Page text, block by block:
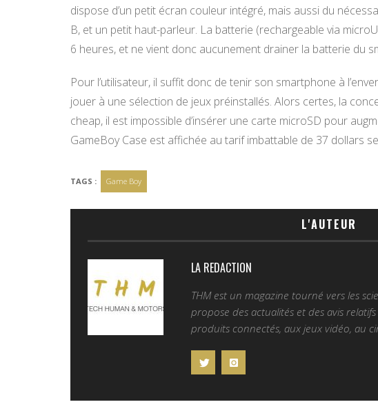
dispose d’un petit écran couleur intégré, mais aussi du
B, et un petit haut-parleur. La batterie (rechargeable via
6 heures, et ne vient donc aucunement drainer la batterie du
Pour l’utilisateur, il suffit donc de tenir son smartphone à
jouer à une sélection de jeux préinstallés. Alors certes, la
cheap, il est impossible d’insérer une carte microSD pour
GameBoy Case est affichée au tarif imbattable de 37 dollars
TAGS : Game Boy
L'AUTEUR
LA REDACTION
THM est un magazine tourné vers les
propose des actualités et des avis
produits connectés, aux jeux vidéo, au